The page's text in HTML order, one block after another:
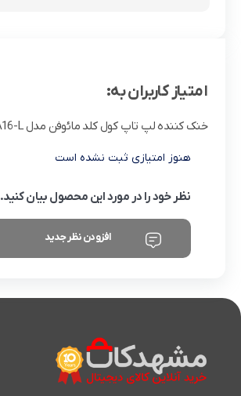
امتیاز کاربران به:
خنک کننده لپ تاپ کول کلد مائوفن مدل A16-L
هنوز امتیازی ثبت نشده است
نظر خود را در مورد این محصول بیان کنید.
افزودن نظر جدید